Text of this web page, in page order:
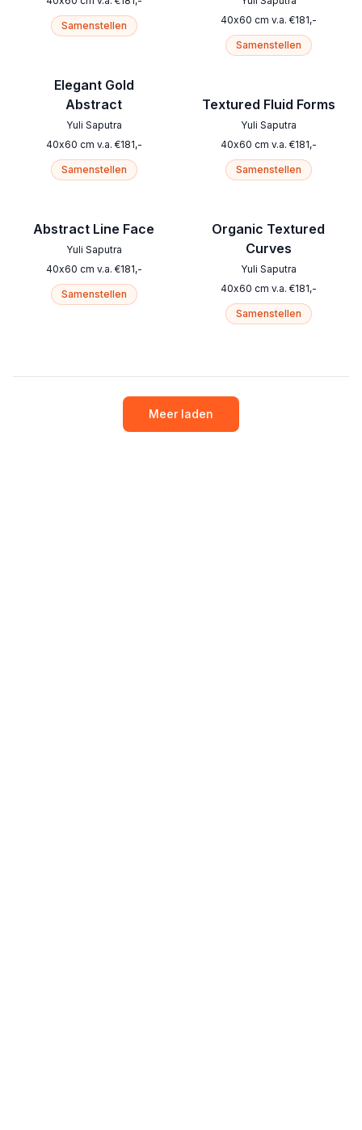
Samenstellen
Elegant Gold
Abstract
Yuli Saputra
40x60 cm v.a. €181,-
Samenstellen
Abstract Line Face
Yuli Saputra
40x60 cm v.a. €181,-
Samenstellen
40x60 cm v.a. €181,-
Samenstellen
Textured Fluid Forms
Yuli Saputra
40x60 cm v.a. €181,-
Samenstellen
Organic Textured
Curves
Yuli Saputra
40x60 cm v.a. €181,-
Samenstellen
Meer laden